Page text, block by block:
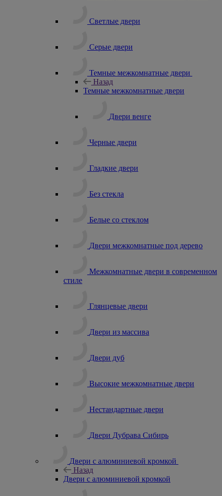
Светлые двери
Серые двери
Темные межкомнатные двери
Назад
Темные межкомнатные двери
Двери венге
Черные двери
Гладкие двери
Без стекла
Белые со стеклом
Двери межкомнатные под дерево
Межкомнатные двери в современном
стиле
Глянцевые двери
Двери из массива
Двери дуб
Высокие межкомнатные двери
Нестандартные двери
Двери Дубрава Сибирь
Двери с алюминиевой кромкой
Назад
Двери с алюминиевой кромкой